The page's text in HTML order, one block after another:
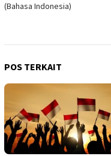
(Bahasa Indonesia)
POS TERKAIT